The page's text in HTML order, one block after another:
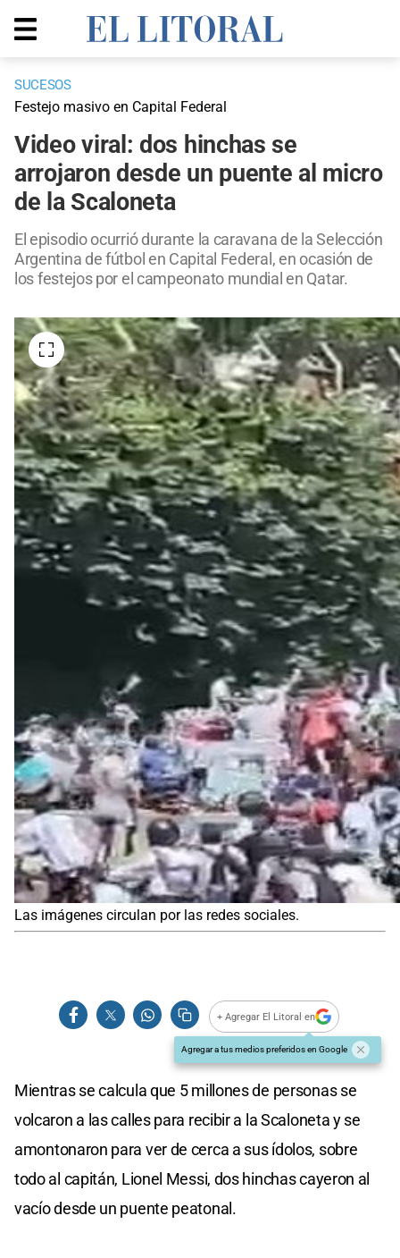
SUCESOS
Festejo masivo en Capital Federal
Video viral: dos hinchas se
arrojaron desde un puente al micro
de la Scaloneta
El episodio ocurrió durante la caravana de la Selección
Argentina de fútbol en Capital Federal, en ocasión de
los festejos por el campeonato mundial en Qatar.
Las imágenes circulan por las redes sociales.
+ Agregar El Litoral en
Agregar a tus medios preferidos en Google
Mientras se calcula que 5 millones de personas se
volcaron a las calles para recibir a la Scaloneta y se
amontonaron para ver de cerca a sus ídolos, sobre
todo al capitán, Lionel Messi, dos hinchas cayeron al
vacío desde un puente peatonal.